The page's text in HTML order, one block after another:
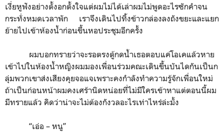
เงี่ยหูฟังอย่างตั้งอกตั้งใจแต่ผมไม่ได้เล่าผมไม่พูดอะไรซักคำจน
กระทั่งหมดเวลาพัก เราจึงเดินไปทิ้งข้าวกล่องลงถังขยะและแยก
ย้ายไปเข้าห้องน้ำก่อนขึ้นหอประชุมอีกครั้ง
ผมบอกทรายว่าจะรอตรงตู้กดน้ำเธอตอบแค่โอเคแล้วหาย
เข้าไปในห้องน้ำหญิงผมมองเพื่อนร่วมคณะเดินขึ้นบันไดกันเป็นก
ลุ่มพวกเขาส่งเสียงคุยจอแจเพราะคงกำลังทำความรู้จักเพื่อนใหม่
ถ้าเป็นก่อนหน้าผมคงเศร้านิดหน่อยที่ไม่มีใครเข้าหาแต่ตอนนี้ผม
มีทรายแล้ว คิดว่าน่าจะไม่ต้องกังวลอะไรเท่าไหร่ล่ะมั้ง
“เอ่อ – หนู”